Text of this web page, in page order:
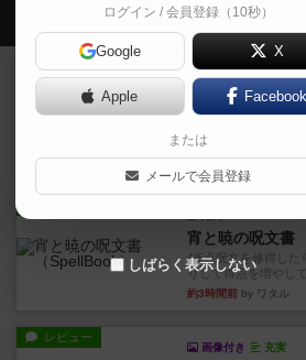
会員の新しい
レビュー
長らく積みゲーにな
レイできましたのでや
17分前by くみ
宵と暁の呪文書
4/5点呪文を修得した
りして得点を増やして
約3時間前 by ワタル
レビュー
画像付き 充実
ログイン / 会員登録（10秒）
Google X
Apple Facebook
または
メールで会員登録
しばらく表示しない